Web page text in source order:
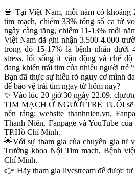
🚨 Tại Việt Nam, mỗi năm có khoảng
tim mạch, chiếm 33% tổng số ca tử
ngày càng tăng, chiếm 11-13% mỗi
Việt Nam đã ghi nhận 3.500-4.000
trong đó 15-17% là bệnh nhân
stress, lối sống ít vận động và chế
đang khiến trái tim của nhiều người trẻ
Bạn đã thực sự hiểu rõ nguy cơ mình
để bảo vệ trái tim ngay từ hôm nay?
✨ Vào lúc 20 giờ 30 ngày 22.09,
TIM MẠCH Ở NGƯỜI TRẺ TUỔI sẽ
nền tảng: website thanhnien.vn,
Thanh Niên, Fanpage và YouTube
TP.Hồ Chí Minh.
🌟Với sự tham gia của chuyên gia tư
Trưởng khoa Nội Tim mạch, Bệnh
Chí Minh.
👉 Hãy tham gia livestream để được